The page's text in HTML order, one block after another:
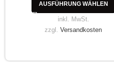
AUSFÜHRUNG WÄHLEN
inkl. MwSt.
zzgl.Versandkosten